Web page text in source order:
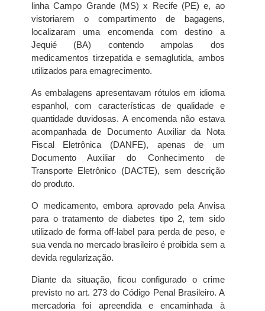
linha Campo Grande (MS) x Recife (PE) e, ao
vistoriarem o compartimento de bagagens,
localizaram uma encomenda com destino a
Jequié (BA) contendo ampolas dos
medicamentos tirzepatida e semaglutida, ambos
utilizados para emagrecimento.
As embalagens apresentavam rótulos em idioma
espanhol, com características de qualidade e
quantidade duvidosas. A encomenda não estava
acompanhada de Documento Auxiliar da Nota
Fiscal Eletrônica (DANFE), apenas de um
Documento Auxiliar do Conhecimento de
Transporte Eletrônico (DACTE), sem descrição
do produto.
O medicamento, embora aprovado pela Anvisa
para o tratamento de diabetes tipo 2, tem sido
utilizado de forma off-label para perda de peso, e
sua venda no mercado brasileiro é proibida sem a
devida regularização.
Diante da situação, ficou configurado o crime
previsto no art. 273 do Código Penal Brasileiro. A
mercadoria foi apreendida e encaminhada à